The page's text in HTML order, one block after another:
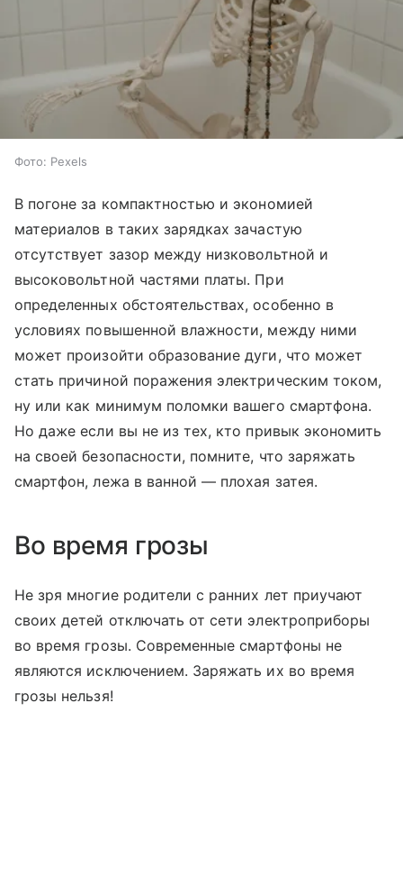
Фото: Pexels
В погоне за компактностью и экономией
материалов в таких зарядках зачастую
отсутствует зазор между низковольтной и
высоковольтной частями платы. При
определенных обстоятельствах, особенно в
условиях повышенной влажности, между ними
может произойти образование дуги, что может
стать причиной поражения электрическим током,
ну или как минимум поломки вашего смартфона.
Но даже если вы не из тех, кто привык экономить
на своей безопасности, помните, что заряжать
смартфон, лежа в ванной — плохая затея.
Во время грозы
Не зря многие родители с ранних лет приучают
своих детей отключать от сети электроприборы
во время грозы. Современные смартфоны не
являются исключением. Заряжать их во время
грозы нельзя!